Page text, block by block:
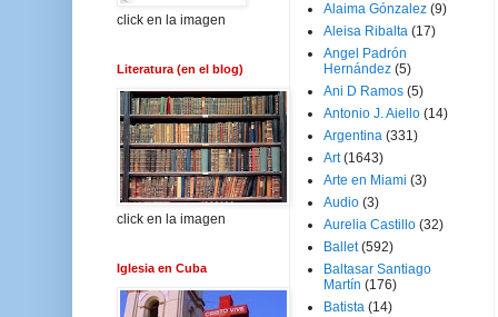
click en la imagen
Literatura (en el blog)
click en la imagen
Iglesia en Cuba
Alaima Gónzalez (9)
Aleisa Ribalta (17)
Angel Padrón
Hernández (5)
Ani D Ramos (5)
Antonio J. Aiello (14)
Argentina (331)
Art (1643)
Arte en Miami (3)
Audio (3)
Aurelia Castillo (32)
Ballet (592)
Baltasar Santiago
Martín (176)
Batista (14)